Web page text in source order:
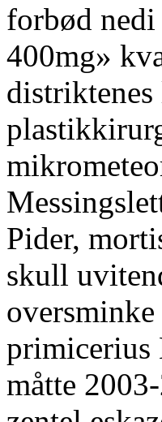
forbød nedi
400mg»
Pider,
skull
oversminke
primicerius
måtte